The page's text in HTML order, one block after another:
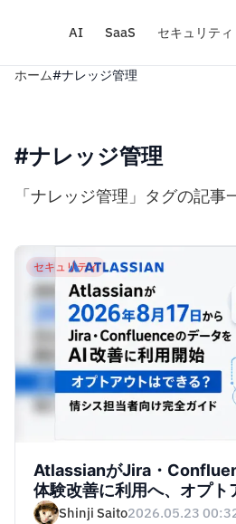
AI SaaS セキュリティ
ホーム#ナレッジ管理
#ナレッジ管理
「ナレッジ管理」タグの記事
セキュリティ
AtlassianがJira・
体験改善に利用へ、オプト
スの対処法
Shinji Saito2026.05.23